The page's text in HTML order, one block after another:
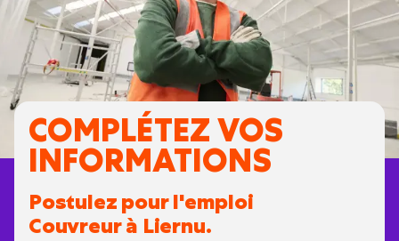
COMPLÉTEZ VOS
INFORMATIONS
Postulez pour l'emploi
Couvreur à Liernu.